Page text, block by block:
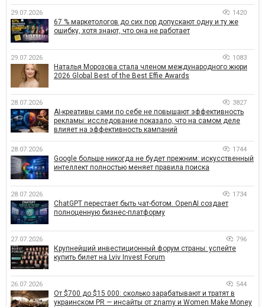
29.07.2026 1420
67 % маркетологов до сих пор допускают одну и ту же
ошибку, хотя знают, что она не работает
29.07.2026 1083
Наталья Морозова стала членом международного жюри
2026 Global Best of the Best Effie Awards
28.07.2026 3827
AI-креативы сами по себе не повышают эффективность
рекламы: исследование показало, что на самом деле
влияет на эффективность кампаний
28.07.2026 1744
Google больше никогда не будет прежним: искусственный
интеллект полностью меняет правила поиска
28.07.2026 1734
ChatGPT перестает быть чат-ботом. OpenAI создает
полноценную бизнес-платформу
27.07.2026 796
Крупнейший инвестиционный форум страны: успейте
купить билет на Lviv Invest Forum
26.07.2026 544
От $700 до $15 000: сколько зарабатывают и тратят в
украинском PR — инсайты от znamy и Women Make Money